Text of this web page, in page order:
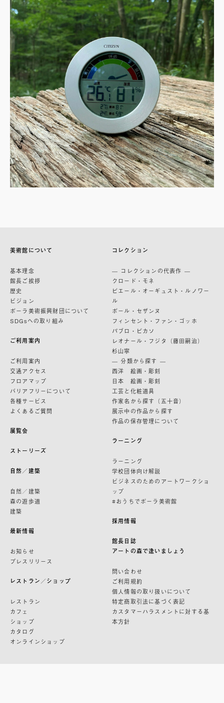
美術館について
基本理念
館長ご挨拶
歴史
ビジョン
ポーラ美術振興財団について
SDGsへの取り組み
ご利用案内
ご利用案内
交通アクセス
フロアマップ
バリアフリーについて
各種サービス
よくあるご質問
展覧会
ストーリーズ
自然／建築
自然／建築
森の遊歩道
建築
最新情報
お知らせ
プレスリリース
レストラン／ショップ
レストラン
カフェ
ショップ
カタログ
オンラインショップ
コレクション
— コレクションの代表作 —
クロード・モネ
ピエール・オーギュスト・ルノワー
ル
ポール・セザンヌ
フィンセント・ファン・ゴッホ
パブロ・ピカソ
レオナール・フジタ（藤田嗣治）
杉山寧
— 分類から探す —
西洋 絵画・彫刻
日本 絵画・彫刻
工芸と化粧道具
作家名から探す（五十音）
展示中の作品から探す
作品の保存管理について
ラーニング
ラーニング
学校団体向け解説
ビジネスのためのアートワークショ
ップ
#おうちでポーラ美術館
採用情報
館長日誌
アートの森で逢いましょう
問い合わせ
ご利用規約
個人情報の取り扱いについて
特定商取引法に基づく表記
カスタマーハラスメントに対する基
本方針